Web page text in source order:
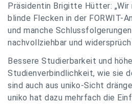
Präsidentin Brigitte Hütter: „Wir
blinde Flecken in der FORWIT-
und manche
nachvollziehbar und
Bessere Studierbarkeit und
Studienverbindlichkeit, wie sie
sind auch aus uniko-Sicht
uniko hat dazu mehrfach die